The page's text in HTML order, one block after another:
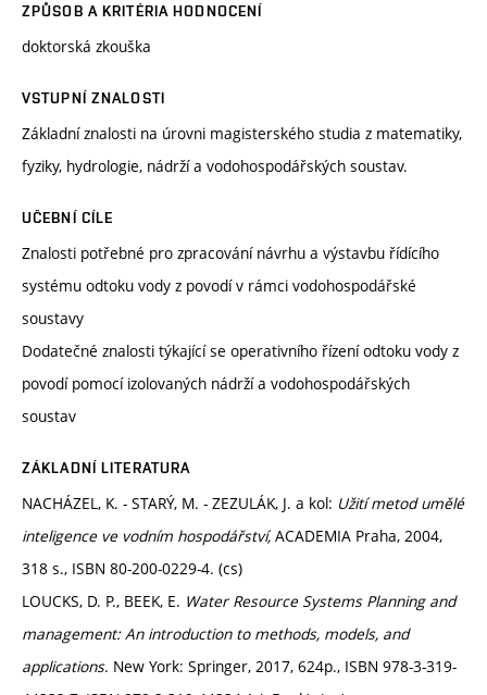
ZPŮSOB A KRITÉRIA HODNOCENÍ
doktorská zkouška
VSTUPNÍ ZNALOSTI
Základní znalosti na úrovni magisterského studia z matematiky,
fyziky, hydrologie, nádrží a vodohospodářských soustav.
UČEBNÍ CÍLE
Znalosti potřebné pro zpracování návrhu a výstavbu řídícího
systému odtoku vody z povodí v rámci vodohospodářské
soustavy
Dodatečné znalosti týkající se operativního řízení odtoku vody z
povodí pomocí izolovaných nádrží a vodohospodářských
soustav
ZÁKLADNÍ LITERATURA
NACHÁZEL, K. - STARÝ, M. - ZEZULÁK, J. a kol: Užití metod umělé
inteligence ve vodním hospodářství,ACADEMIA Praha, 2004,
318 s., ISBN 80-200-0229-4. (cs)
LOUCKS, D. P., BEEK, E. Water Resource Systems Planning and
management: An introduction to methods, models, and
applications. New York: Springer, 2017, 624p., ISBN 978-3-319-